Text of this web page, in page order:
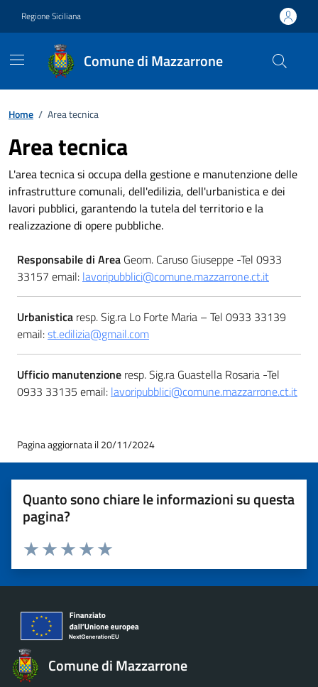
Regione Siciliana
Comune di Mazzarrone
Home / Area tecnica
Area tecnica
L'area tecnica si occupa della gestione e manutenzione delle
infrastrutture comunali, dell'edilizia, dell'urbanistica e dei
lavori pubblici, garantendo la tutela del territorio e la
realizzazione di opere pubbliche.
Responsabile di Area Geom. Caruso Giuseppe -Tel 0933
33157 email: lavoripubblici@comune.mazzarrone.ct.it
Urbanistica resp. Sig.ra Lo Forte Maria – Tel 0933 33139
email:st.edilizia@gmail.com
Ufficio manutenzione resp. Sig.ra Guastella Rosaria -Tel
0933 33135 email: lavoripubblici@comune.mazzarrone.ct.it
Pagina aggiornata il 20/11/2024
Quanto sono chiare le informazioni su questa
pagina?
Valuta 5 stelle su 5
Valuta 4 stelle su 5
Valuta 3 stelle su 5
Valuta 2 stelle su 5
Valuta 1 stelle su 5
Comune di Mazzarrone